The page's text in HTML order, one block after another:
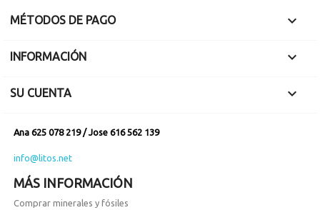
MÉTODOS DE PAGO 
INFORMACIÓN 
SU CUENTA 
Ana 625 078 219 / Jose 616 562 139
info@litos.net
MÁS INFORMACIÓN
Comprar minerales y fósiles